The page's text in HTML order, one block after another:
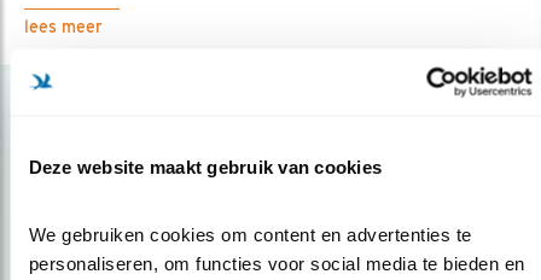
Deze website maakt gebruik van cookies
We gebruiken cookies om content en advertenties te
personaliseren, om functies voor social media te bieden en
lees meer